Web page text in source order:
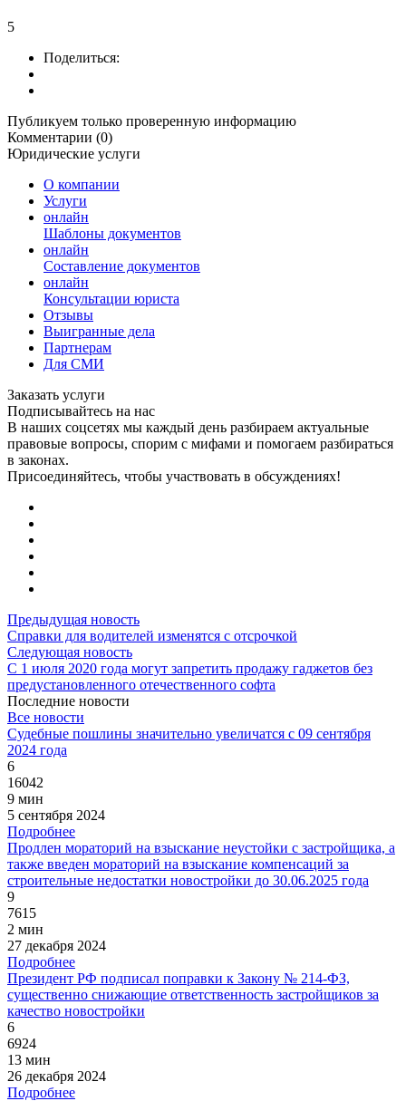
5
Поделиться:
Публикуем только проверенную информацию
Комментарии (0)
Юридические услуги
О компании
Услуги
онлайн
Шаблоны документов
онлайн
Составление документов
онлайн
Консультации юриста
Отзывы
Выигранные дела
Партнерам
Для СМИ
Заказать услуги
Подписывайтесь на нас
В наших соцсетях мы каждый день разбираем актуальные
правовые вопросы, спорим с мифами и помогаем разбираться
в законах.
Присоединяйтесь, чтобы участвовать в обсуждениях!
Предыдущая новость
Справки для водителей изменятся с отсрочкой
Следующая новость
С 1 июля 2020 года могут запретить продажу гаджетов без
предустановленного отечественного софта
Последние новости
Все новости
Судебные пошлины значительно увеличатся с 09 сентября
2024 года
6
16042
9 мин
5 сентября 2024
Подробнее
Продлен мораторий на взыскание неустойки с застройщика, а
также введен мораторий на взыскание компенсаций за
строительные недостатки новостройки до 30.06.2025 года
9
7615
2 мин
27 декабря 2024
Подробнее
Президент РФ подписал поправки к Закону № 214-ФЗ,
существенно снижающие ответственность застройщиков за
качество новостройки
6
6924
13 мин
26 декабря 2024
Подробнее